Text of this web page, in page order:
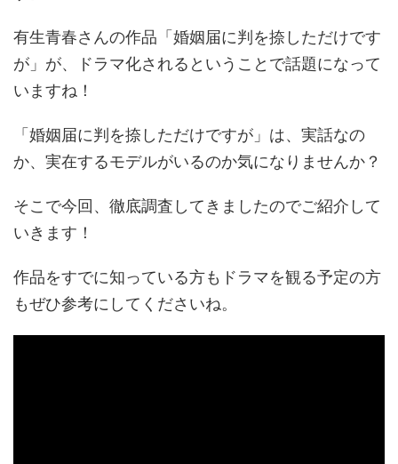
有生青春さんの作品「婚姻届に判を捺しただけです
が」が、ドラマ化されるということで話題になって
いますね！
「婚姻届に判を捺しただけですが」は、実話なの
か、実在するモデルがいるのか気になりませんか？
そこで今回、徹底調査してきましたのでご紹介して
いきます！
作品をすでに知っている方もドラマを観る予定の方
もぜひ参考にしてくださいね。